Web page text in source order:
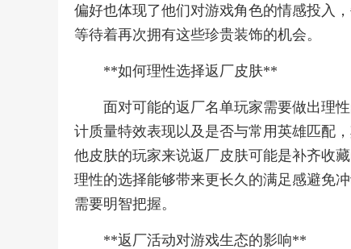
偏好也体现了他们对游戏角色的情感投入
等待着再次拥有这些珍贵装饰的机会。
**如何理性选择返厂皮肤**
面对可能的返厂名单玩家需要做出理
计质量特效表现以及是否与常用英雄匹配
他皮肤的玩家来说返厂皮肤可能是补齐收
理性的选择能够带来更长久的满足感避免
需要明智把握。
**返厂活动对游戏生态的影响**